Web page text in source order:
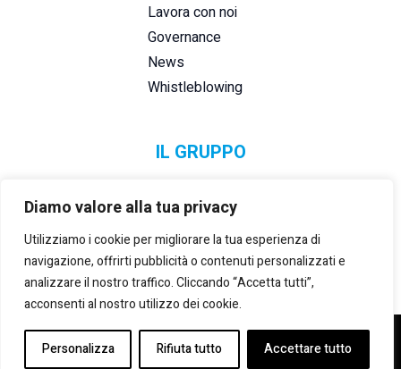
Diamo valore alla tua privacy
Utilizziamo i cookie per migliorare la tua esperienza di
navigazione, offrirti pubblicità o contenuti personalizzati e
analizzare il nostro traffico. Cliccando “Accetta tutti”,
acconsenti al nostro utilizzo dei cookie.
Personalizza Rifiuta tutto Accettare tutto
Lavora con noi
Governance
News
Whistleblowing
IL GRUPPO
TORINO:02133180014 – REA:TO 535492 – CAP. SOCIALE (i.v.):
3.000.000,00 €-PRIVACY & COOKIE POLICY